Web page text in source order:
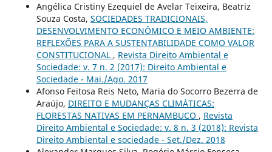
Angélica Cristiny Ezequiel de Avelar Teixeira, Beatriz
Souza Costa, SOCIEDADES TRADICIONAIS,
DESENVOLVIMENTO ECONÔMICO E MEIO AMBIENTE:
REFLEXÕES PARA A SUSTENTABILIDADE COMO VALOR
CONSTITUCIONAL , Revista Direito Ambiental e
Sociedade: v. 7 n. 2 (2017): Direito Ambiental e
Sociedade - Mai./Ago. 2017
Afonso Feitosa Reis Neto, Maria do Socorro Bezerra de
Araújo, DIREITO E MUDANÇAS CLIMÁTICAS:
FLORESTAS NATIVAS EM PERNAMBUCO , Revista
Direito Ambiental e Sociedade: v. 8 n. 3 (2018): Revista
Direito Ambiental e sociedade - Set./Dez. 2018